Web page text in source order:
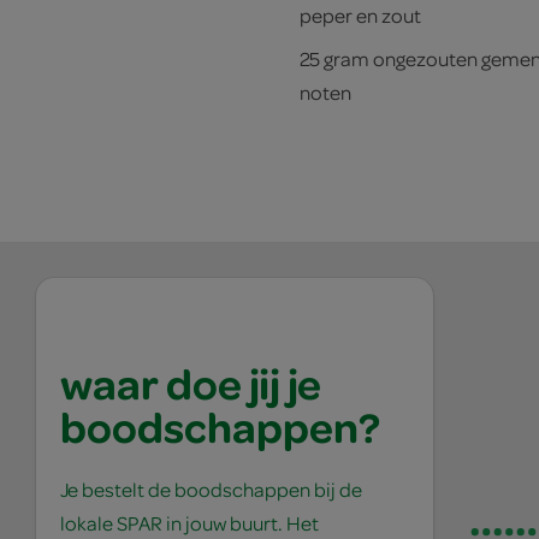
peper en zout
25 gram ongezouten
noten
waar doe jij je
boodschappen?
Je bestelt de boodschappen bij de
lokale SPAR in jouw buurt. Het